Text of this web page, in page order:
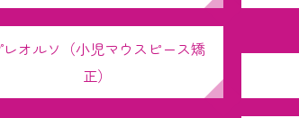
レオルソ（小児マウスピース矯
正）